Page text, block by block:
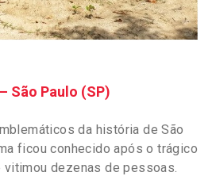
Paulo (SP)
da história de São
ficou conhecido após o trágico
dezenas de pessoas.